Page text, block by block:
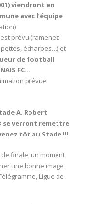
viendront en
avec l’équipe
est prévu (ramenez
écharpes…) et
de football
FC…
prévue
A. Robert
se verront remettre
tôt au Stade !!!
finale, un moment
une bonne image
Ligue de